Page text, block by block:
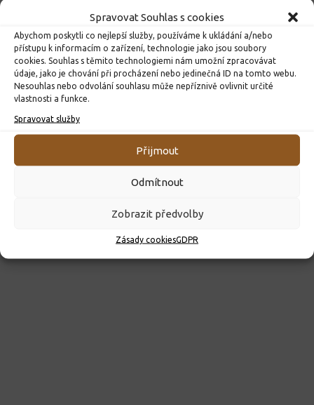
Spravovat Souhlas s cookies
Abychom poskytli co nejlepší služby, používáme k ukládání a/nebo
přístupu k informacím o zařízení, technologie jako jsou soubory
cookies. Souhlas s těmito technologiemi nám umožní zpracovávat
údaje, jako je chování při procházení nebo jedinečná ID na tomto webu.
Nesouhlas nebo odvolání souhlasu může nepříznivě ovlivnit určité
vlastnosti a funkce.
Spravovat služby
Přijmout
Odmítnout
Zobrazit předvolby
Zásady cookiesGDPR
ROZHODNUTÍ O PŘIJETÍ K PŘEDŠKOLNÍMU VZDĚLÁVÁNÍ
PRO ROK 2026
10. 4. 2026